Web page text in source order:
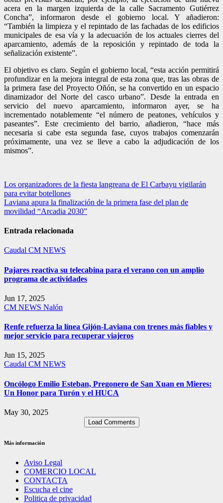
acera en la margen izquierda de la calle Sacramento Gutiérrez
Concha”, informaron desde el gobierno local. Y añadieron:
“También la limpieza y el repintado de las fachadas de los edificios
municipales de esa vía y la adecuación de los actuales cierres del
aparcamiento, además de la reposición y repintado de toda la
señalización existente”.
El objetivo es claro. Según el gobierno local, “esta acción permitirá
profundizar en la mejora integral de esta zona que, tras las obras de
la primera fase del Proyecto Oñón, se ha convertido en un espacio
dinamizador del Norte del casco urbano”. Desde la entrada en
servicio del nuevo aparcamiento, informaron ayer, se ha
incrementado notablemente “el número de peatones, vehículos y
paseantes”. Este crecimiento del barrio, añadieron, “hace más
necesaria si cabe esta segunda fase, cuyos trabajos comenzarán
próximamente, una vez se lleve a cabo la adjudicación de los
mismos”.
Navegación
de
entradas
Los organizadores de la fiesta langreana de El Carbayu vigilarán
para evitar botellones
Laviana apura la finalización de la primera fase del plan de
movilidad “Arcadia 2030”
Entrada relacionada
Caudal CM NEWS
Pajares reactiva su telecabina para el verano con un amplio
programa de actividades
Jun 17, 2025
CM NEWS Nalón
Renfe refuerza la línea Gijón-Laviana con trenes más fiables y
mejor servicio para recuperar viajeros
Jun 15, 2025
Caudal CM NEWS
Oncólogo Emilio Esteban, Pregonero de San Xuan en Mieres:
Un Honor para Turón y el HUCA
May 30, 2025
Load Comments
Más información
Aviso Legal
COMERCIO LOCAL
CONTACTA
Escucha el cine
Politica de privacidad